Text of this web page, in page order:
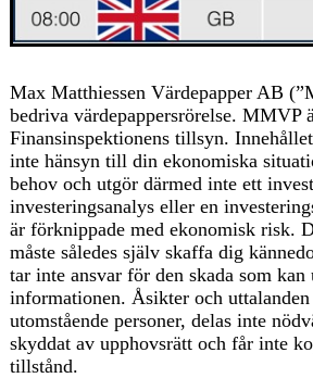
Max Matthiessen Värdepapper AB
bedriva värdepappersrörelse. MMVP
Finansinspektionens tillsyn.
inte hänsyn till din ekonomiska
behov och utgör därmed inte ett
investeringsanalys eller en
är förknippade med ekonomisk risk.
måste således själv skaffa dig
tar inte ansvar för den skada som
informationen. Åsikter och
utomstående personer, delas inte
skyddat av upphovsrätt och får inte
tillstånd.